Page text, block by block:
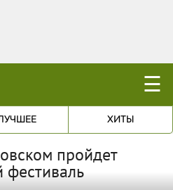
☰
ХИТЫ
пройдет